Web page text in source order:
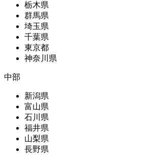
栃木県
群馬県
埼玉県
千葉県
東京都
神奈川県
中部
新潟県
富山県
石川県
福井県
山梨県
長野県